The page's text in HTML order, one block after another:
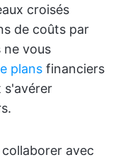
croisés
de coûts par
ne vous
plans financiers
s'avérer
avec